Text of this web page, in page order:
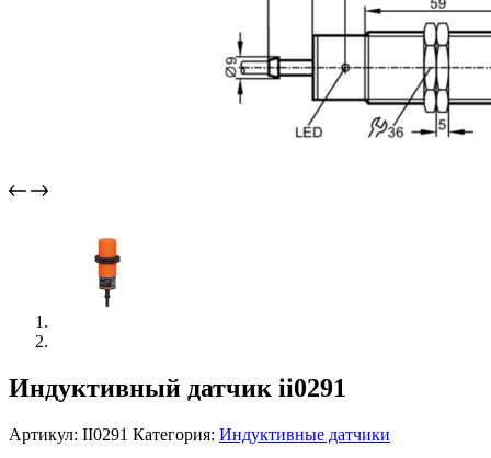
Индуктивный датчик ii0291
Артикул: II0291 Категория: Индуктивные датчики